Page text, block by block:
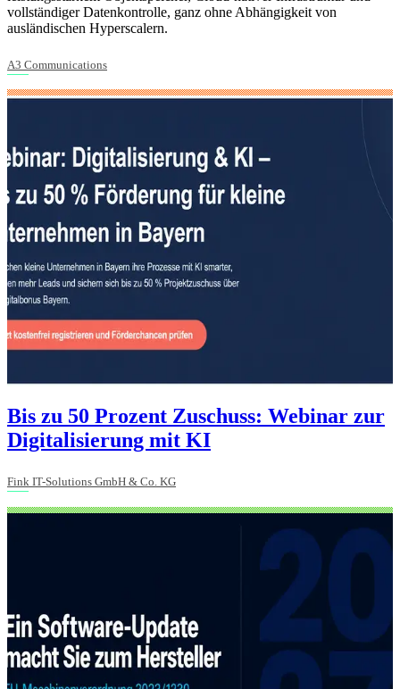
vollständiger Datenkontrolle, ganz ohne Abhängigkeit von
ausländischen Hyperscalern.
A3 Communications
Bis zu 50 Prozent Zuschuss: Webinar zur
Digitalisierung mit KI
Fink IT-Solutions GmbH & Co. KG